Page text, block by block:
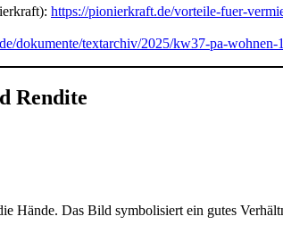
https://pionierkraft.de/vorteile-fuer-
dokumente/textarchiv/2025/kw37-pa-wohnen-
Rendite